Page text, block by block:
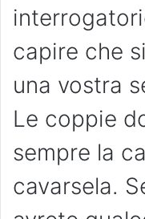
capire che
una vostra
Le coppie
sempre la
cavarsela.